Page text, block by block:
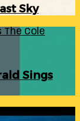
Sky
The Cole
Sings